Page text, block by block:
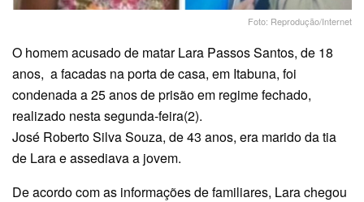
Foto: Reprodução/Internet
O homem acusado de matar Lara Passos Santos, de 18
anos, a facadas na porta de casa, em Itabuna, foi
condenada a 25 anos de prisão em regime fechado,
realizado nesta segunda-feira(2).
José Roberto Silva Souza, de 43 anos, era marido da tia
de Lara e assediava a jovem.
De acordo com as informações de familiares, Lara chegou